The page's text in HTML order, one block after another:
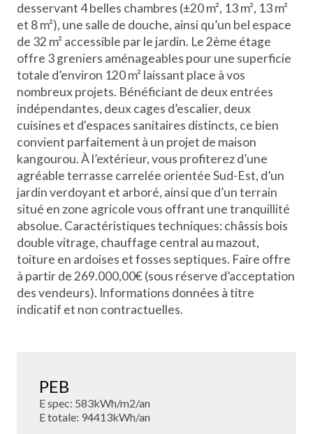
desservant 4 belles chambres (±20 m², 13 m², 13 m²
et 8 m²), une salle de douche, ainsi qu’un bel espace
de 32 m² accessible par le jardin. Le 2ème étage
offre 3 greniers aménageables pour une superficie
totale d’environ 120 m² laissant place à vos
nombreux projets. Bénéficiant de deux entrées
indépendantes, deux cages d’escalier, deux
cuisines et d'espaces sanitaires distincts, ce bien
convient parfaitement à un projet de maison
kangourou. À l’extérieur, vous profiterez d’une
agréable terrasse carrelée orientée Sud-Est, d’un
jardin verdoyant et arboré, ainsi que d’un terrain
situé en zone agricole vous offrant une tranquillité
absolue. Caractéristiques techniques: châssis bois
double vitrage, chauffage central au mazout,
toiture en ardoises et fosses septiques. Faire offre
à partir de 269.000,00€ (sous réserve d’acceptation
des vendeurs). Informations données à titre
indicatif et non contractuelles.
PEB
E spec: 583kWh/m2/an
E totale: 94413kWh/an